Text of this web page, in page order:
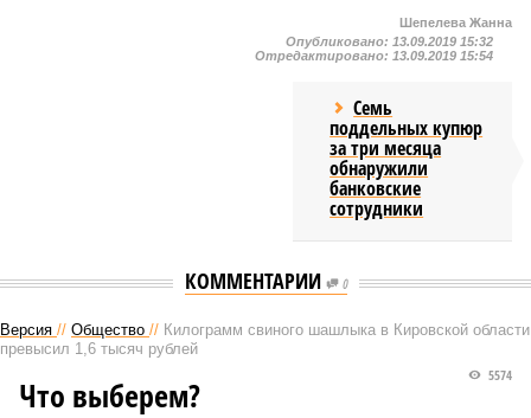
Шепелева Жанна
Опубликовано: 13.09.2019 15:32
Отредактировано: 13.09.2019 15:54
Семь
поддельных купюр
за три месяца
обнаружили
банковские
сотрудники
КОММЕНТАРИИ 0
Версия // Общество // Килограмм свиного шашлыка в Кировской области
превысил 1,6 тысяч рублей
5574
Что выберем?